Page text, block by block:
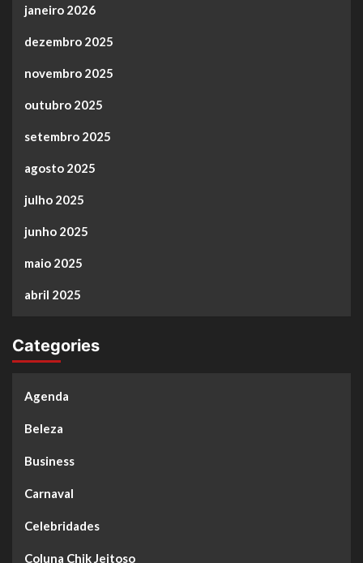
janeiro 2026
dezembro 2025
novembro 2025
outubro 2025
setembro 2025
agosto 2025
julho 2025
junho 2025
maio 2025
abril 2025
Categories
Agenda
Beleza
Business
Carnaval
Celebridades
Coluna Chik Jeitoso